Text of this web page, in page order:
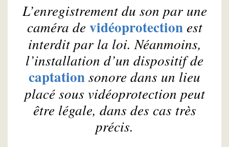
L’enregistrement du son par une
caméra de vidéoprotection est
interdit par la loi. Néanmoins,
l’installation d’un dispositif de
captationsonore dans un lieu
placé sous vidéoprotection peut
être légale, dans des cas très
précis.